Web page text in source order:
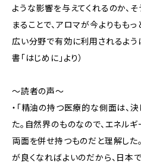
ような影響を与えてくれるのか、
まることで、アロマが今よりもも
広い分野で有効に利用されるよう
書「はじめに」より）
～読者の声～
・「精油の持つ医療的な側面は、
た。自然界のものなので、エネル
両面を併せ持つものだと理解した
が良くなればよいのだから、日本